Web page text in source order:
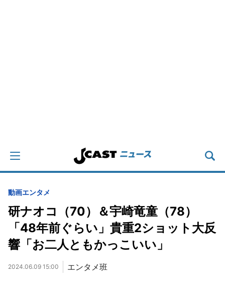
動画エンタメ
研ナオコ（70）＆宇崎竜童（78）
「48年前ぐらい」貴重2ショット大反
響「お二人ともかっこいい」
2024.06.09 15:00 エンタメ班